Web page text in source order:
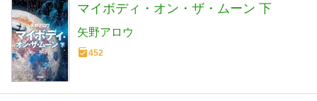
マイボディ・オン・ザ・ムーン 下
矢野アロウ
452